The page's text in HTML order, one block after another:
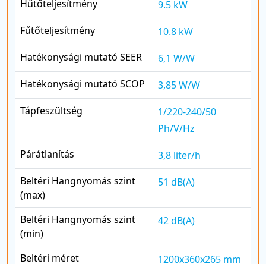
Hűtőteljesítmény
9.5 kW
Fűtőteljesítmény
10.8 kW
Hatékonysági mutató SEER
6,1 W/W
Hatékonysági mutató SCOP
3,85 W/W
Tápfeszültség
1/220-240/50
Ph/V/Hz
Párátlanítás
3,8 liter/h
Beltéri Hangnyomás szint
(max)
51 dB(A)
Beltéri Hangnyomás szint
(min)
42 dB(A)
Beltéri méret
1200x360x265 mm